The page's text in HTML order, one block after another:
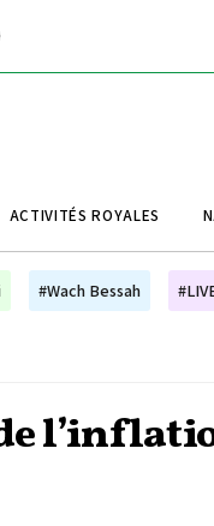
ACTIVITÉS ROYALES
#Wach Bessah